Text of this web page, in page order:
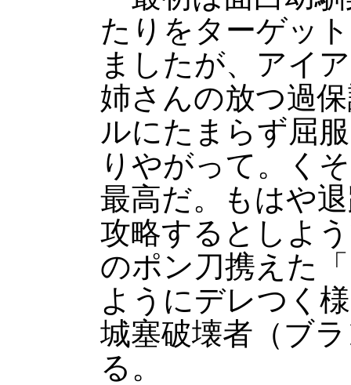
たりをターゲッ
ましたが、アイ
姉さんの放つ過
ルにたまらず屈
りやがって。く
最高だ。もはや
攻略するとしよ
のポン刀携えた
ようにデレつく
城塞破壊者（ブ
る。